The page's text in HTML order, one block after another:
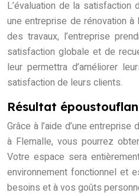
L’évaluation de la
une entreprise de rénovation
des travaux, l’entreprise
satisfaction globale et de
leur permettra d’améliorer
satisfaction de leurs clients.
Résultat
Grâce à l’aide d’une
à Flemalle, vous pourrez
Votre espace sera
environnement fonctionnel et
besoins et à vos goûts